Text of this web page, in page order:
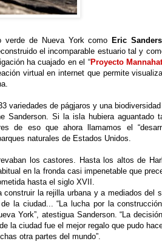
de Nueva York como
Eric
el incomparable estuario tal y
ha cuajado en el “Proyecto
virtual en internet que permite
variedades de págjaros y una
Sanderson. Si la isla hubiera aguantado
de eso que ahora llamamos el
naturales de Estados Unidos.
los castores. Hasta los altos de
en la fronda casi impenetable que
hasta el siglo XVII.
construir la rejilla urbana y a mediados del
la ciudad... “La lucha por la
York”, atestigua Sanderson. “La
la ciudad fue el mejor regalo que pudo
otra partes del mundo”.